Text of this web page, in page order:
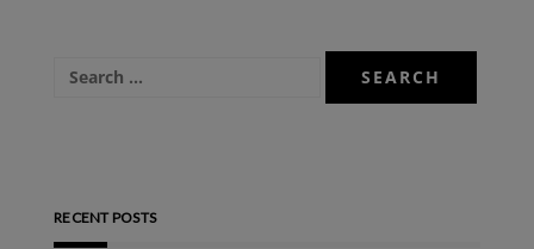
RECENT POSTS